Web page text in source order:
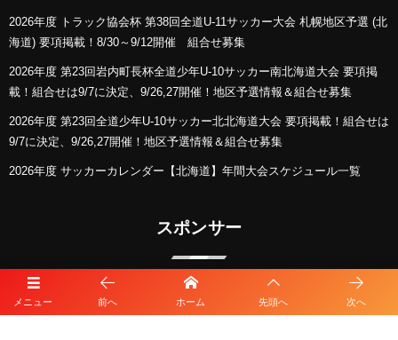
メニュー 前へ ホーム 先頭へ 次へ
2026年度 トラック協会杯 第38回全道U-11サッカー大会 札幌地区予選 (北
海道) 要項掲載！8/30～9/12開催 組合せ募集
2026年度 第23回岩内町長杯全道少年U-10サッカー南北海道大会 要項掲
載！組合せは9/7に決定、9/26,27開催！地区予選情報＆組合せ募集
2026年度 第23回全道少年U-10サッカー北北海道大会 要項掲載！組合せは
9/7に決定、9/26,27開催！地区予選情報＆組合せ募集
2026年度 サッカーカレンダー【北海道】年間大会スケジュール一覧
スポンサー